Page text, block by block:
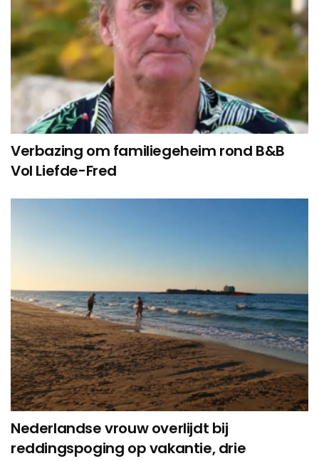
Verbazing om familiegeheim rond B&B
Vol Liefde-Fred
Nederlandse vrouw overlijdt bij
reddingspoging op vakantie, drie